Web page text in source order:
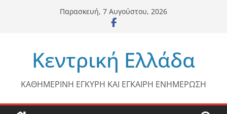
Παρασκευή, 7 Αυγούστου, 2026
Κεντρική Ελλάδα
ΚΑΘΗΜΕΡΙΝΗ ΕΓΚΥΡΗ ΚΑΙ ΕΓΚΑΙΡΗ ΕΝΗΜΕΡΩΣΗ